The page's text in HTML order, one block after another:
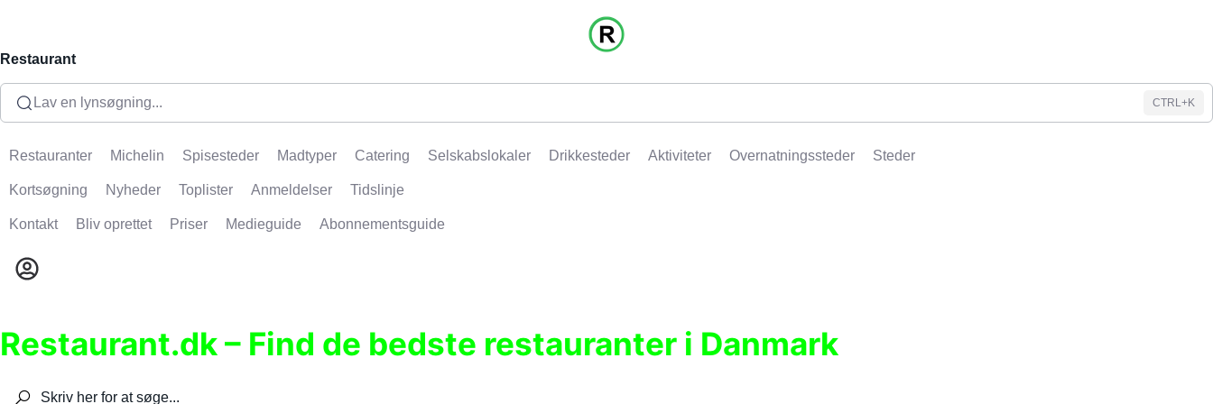
Restaurant
Lav en lynsøgning... CTRL+K
Restauranter Michelin Spisesteder Madtyper Catering Selskabslokaler Drikkesteder Aktiviteter Overnatningssteder Steder
Kortsøgning Nyheder Toplister Anmeldelser Tidslinje
Kontakt Bliv oprettet Priser Medieguide Abonnementsguide
Restaurant.dk – Find de bedste restauranter i Danmark